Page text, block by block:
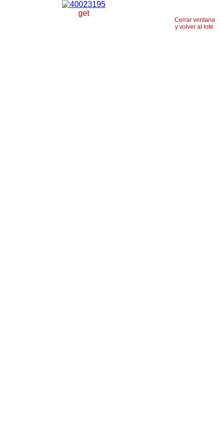
Cerrar ventana
y volver al lote.
get